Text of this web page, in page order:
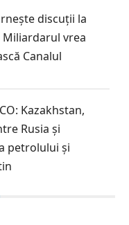
discuții la
vrea
Canalul
Kazakhstan,
Rusia și
petrolului și